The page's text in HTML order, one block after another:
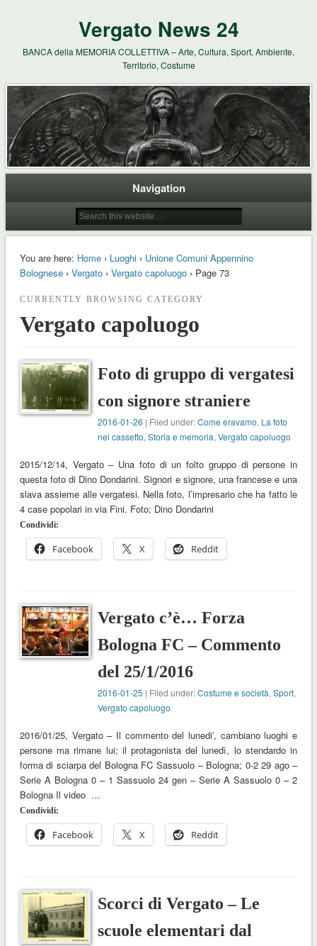
Vergato News 24
BANCA della MEMORIA COLLETTIVA – Arte, Cultura, Sport, Ambiente,
Territorio, Costume
Navigation
You are here: Home› Luoghi› Unione Comuni Appennino
Bolognese› Vergato› Vergato capoluogo› Page 73
CURRENTLY BROWSING CATEGORY
Vergato capoluogo
Foto di gruppo di vergatesi
con signore straniere
2016-01-26 | Filed under:Come eravamo, La foto
nel cassetto,Storia e memoria,Vergato capoluogo
2015/12/14, Vergato – Una foto di un folto gruppo di persone in
questa foto di Dino Dondarini. Signori e signore, una francese e una
slava assieme alle vergatesi. Nella foto, l’impresario che ha fatto le
4 case popolari in via Fini. Foto; Dino Dondarini
Condividi:
Facebook X Reddit
Vergato c’è… Forza
Bologna FC – Commento
del 25/1/2016
2016-01-25 | Filed under:Costume e società,Sport,
Vergato capoluogo
2016/01/25, Vergato – Il commento del lunedi’, cambiano luoghi e
persone ma rimane lui; il protagonista del lunedì, lo stendardo in
forma di sciarpa del Bologna FC Sassuolo – Bologna; 0-2 29 ago –
Serie A Bologna 0 – 1 Sassuolo 24 gen – Serie A Sassuolo 0 – 2
Bologna Il video …
Condividi:
Facebook X Reddit
Scorci di Vergato – Le
scuole elementari dal